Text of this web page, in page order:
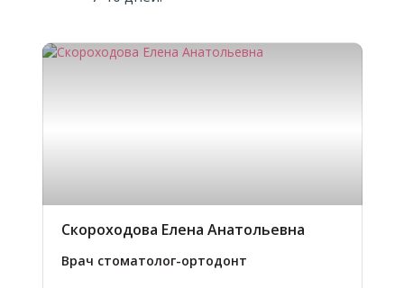
Скороходова Елена Анатольевна
Врач стоматолог-ортодонт